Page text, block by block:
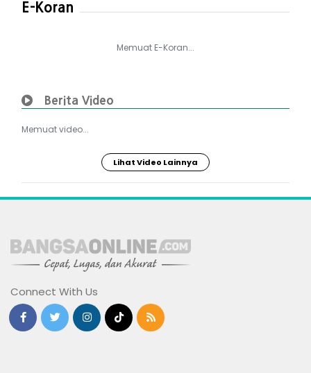
E-Koran
Memuat E-Koran...
Berita Video
Memuat video...
Lihat Video Lainnya
Connect With Us